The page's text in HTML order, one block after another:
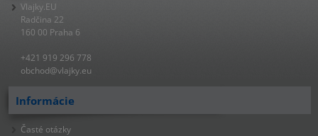
Vlajky.EU
Radčina 22
160 00 Praha 6
+421 919 296 778
obchod@vlajky.eu
Informácie
Časté otázky